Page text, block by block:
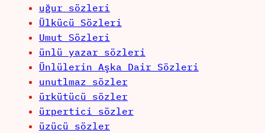
uğur sözleri
Ülkücü Sözleri
Umut Sözleri
ünlü yazar sözleri
Ünlülerin Aşka Dair Sözleri
unutlmaz sözler
ürkütücü sözler
ürpertici sözler
üzücü sözler